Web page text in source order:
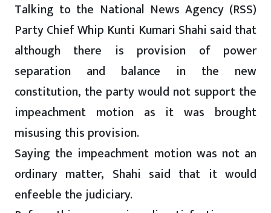
Talking to the National News Agency (RSS)
Party Chief Whip Kunti Kumari Shahi said that
although there is provision of power
separation and balance in the new
constitution, the party would not support the
impeachment motion as it was brought
misusing this provision.
Saying the impeachment motion was not an
ordinary matter, Shahi said that it would
enfeeble the judiciary.